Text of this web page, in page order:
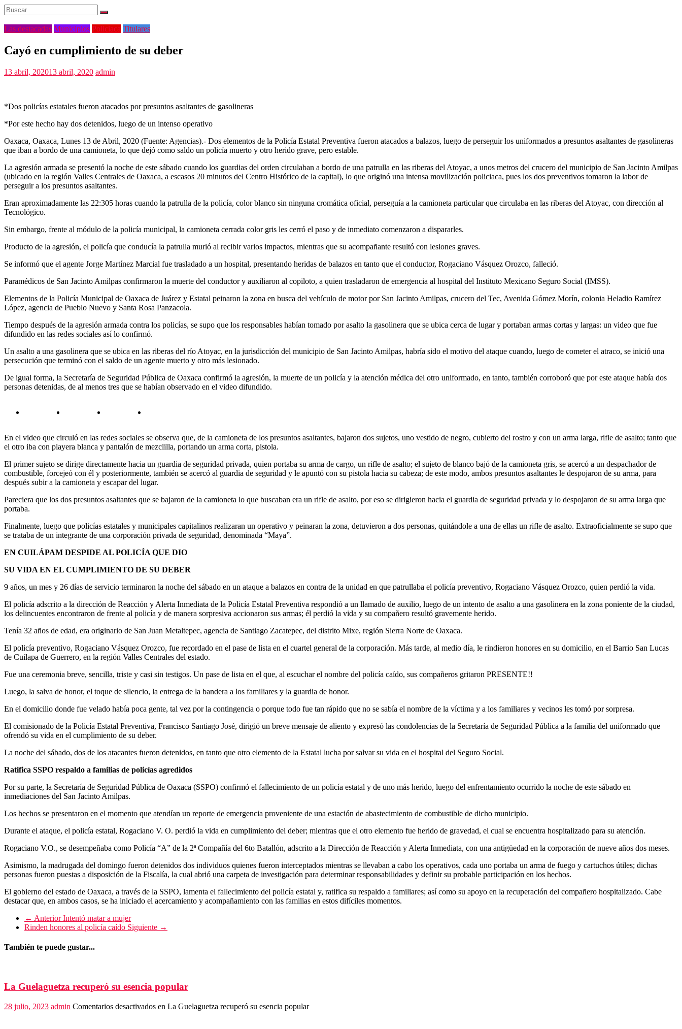
Las destacadas Municipios Policiaca Titulares
Cayó en cumplimiento de su deber
13 abril, 202013 abril, 2020 admin
*Dos policías estatales fueron atacados por presuntos asaltantes de gasolineras
*Por este hecho hay dos detenidos, luego de un intenso operativo
Oaxaca, Oaxaca, Lunes 13 de Abril, 2020 (Fuente: Agencias).- Dos elementos de la Policía Estatal Preventiva fueron atacados a balazos, luego de perseguir los uniformados a presuntos asaltantes de gasolineras
que iban a bordo de una camioneta, lo que dejó como saldo un policía muerto y otro herido grave, pero estable.
La agresión armada se presentó la noche de este sábado cuando los guardias del orden circulaban a bordo de una patrulla en las riberas del Atoyac, a unos metros del crucero del municipio de San Jacinto Amilpas
(ubicado en la región Valles Centrales de Oaxaca, a escasos 20 minutos del Centro Histórico de la capital), lo que originó una intensa movilización policiaca, pues los dos preventivos tomaron la labor de
perseguir a los presuntos asaltantes.
Eran aproximadamente las 22:305 horas cuando la patrulla de la policía, color blanco sin ninguna cromática oficial, perseguía a la camioneta particular que circulaba en las riberas del Atoyac, con dirección al
Tecnológico.
Sin embargo, frente al módulo de la policía municipal, la camioneta cerrada color gris les cerró el paso y de inmediato comenzaron a dispararles.
Producto de la agresión, el policía que conducía la patrulla murió al recibir varios impactos, mientras que su acompañante resultó con lesiones graves.
Se informó que el agente Jorge Martínez Marcial fue trasladado a un hospital, presentando heridas de balazos en tanto que el conductor, Rogaciano Vásquez Orozco, falleció.
Paramédicos de San Jacinto Amilpas confirmaron la muerte del conductor y auxiliaron al copiloto, a quien trasladaron de emergencia al hospital del Instituto Mexicano Seguro Social (IMSS).
Elementos de la Policía Municipal de Oaxaca de Juárez y Estatal peinaron la zona en busca del vehículo de motor por San Jacinto Amilpas, crucero del Tec, Avenida Gómez Morín, colonia Heladio Ramírez
López, agencia de Pueblo Nuevo y Santa Rosa Panzacola.
Tiempo después de la agresión armada contra los policías, se supo que los responsables habían tomado por asalto la gasolinera que se ubica cerca de lugar y portaban armas cortas y largas: un video que fue
difundido en las redes sociales así lo confirmó.
Un asalto a una gasolinera que se ubica en las riberas del río Atoyac, en la jurisdicción del municipio de San Jacinto Amilpas, habría sido el motivo del ataque cuando, luego de cometer el atraco, se inició una
persecución que terminó con el saldo de un agente muerto y otro más lesionado.
De igual forma, la Secretaría de Seguridad Pública de Oaxaca confirmó la agresión, la muerte de un policía y la atención médica del otro uniformado, en tanto, también corroboró que por este ataque había dos
personas detenidas, de al menos tres que se habían observado en el video difundido.
En el video que circuló en las redes sociales se observa que, de la camioneta de los presuntos asaltantes, bajaron dos sujetos, uno vestido de negro, cubierto del rostro y con un arma larga, rifle de asalto; tanto que
el otro iba con playera blanca y pantalón de mezclilla, portando un arma corta, pistola.
El primer sujeto se dirige directamente hacia un guardia de seguridad privada, quien portaba su arma de cargo, un rifle de asalto; el sujeto de blanco bajó de la camioneta gris, se acercó a un despachador de
combustible, forcejeó con él y posteriormente, también se acercó al guardia de seguridad y le apuntó con su pistola hacia su cabeza; de este modo, ambos presuntos asaltantes le despojaron de su arma, para
después subir a la camioneta y escapar del lugar.
Pareciera que los dos presuntos asaltantes que se bajaron de la camioneta lo que buscaban era un rifle de asalto, por eso se dirigieron hacia el guardia de seguridad privada y lo despojaron de su arma larga que
portaba.
Finalmente, luego que policías estatales y municipales capitalinos realizaran un operativo y peinaran la zona, detuvieron a dos personas, quitándole a una de ellas un rifle de asalto. Extraoficialmente se supo que
se trataba de un integrante de una corporación privada de seguridad, denominada “Maya”.
EN CUILÁPAM DESPIDE AL POLICÍA QUE DIO
SU VIDA EN EL CUMPLIMIENTO DE SU DEBER
9 años, un mes y 26 días de servicio terminaron la noche del sábado en un ataque a balazos en contra de la unidad en que patrullaba el policía preventivo, Rogaciano Vásquez Orozco, quien perdió la vida.
El policía adscrito a la dirección de Reacción y Alerta Inmediata de la Policía Estatal Preventiva respondió a un llamado de auxilio, luego de un intento de asalto a una gasolinera en la zona poniente de la ciudad,
los delincuentes encontraron de frente al policía y de manera sorpresiva accionaron sus armas; él perdió la vida y su compañero resultó gravemente herido.
Tenía 32 años de edad, era originario de San Juan Metaltepec, agencia de Santiago Zacatepec, del distrito Mixe, región Sierra Norte de Oaxaca.
El policía preventivo, Rogaciano Vásquez Orozco, fue recordado en el pase de lista en el cuartel general de la corporación. Más tarde, al medio día, le rindieron honores en su domicilio, en el Barrio San Lucas
de Cuilapa de Guerrero, en la región Valles Centrales del estado.
Fue una ceremonia breve, sencilla, triste y casi sin testigos. Un pase de lista en el que, al escuchar el nombre del policía caído, sus compañeros gritaron PRESENTE!!
Luego, la salva de honor, el toque de silencio, la entrega de la bandera a los familiares y la guardia de honor.
En el domicilio donde fue velado había poca gente, tal vez por la contingencia o porque todo fue tan rápido que no se sabía el nombre de la víctima y a los familiares y vecinos les tomó por sorpresa.
El comisionado de la Policía Estatal Preventiva, Francisco Santiago José, dirigió un breve mensaje de aliento y expresó las condolencias de la Secretaría de Seguridad Pública a la familia del uniformado que
ofrendó su vida en el cumplimiento de su deber.
La noche del sábado, dos de los atacantes fueron detenidos, en tanto que otro elemento de la Estatal lucha por salvar su vida en el hospital del Seguro Social.
Ratifica SSPO respaldo a familias de policías agredidos
Por su parte, la Secretaría de Seguridad Pública de Oaxaca (SSPO) confirmó el fallecimiento de un policía estatal y de uno más herido, luego del enfrentamiento ocurrido la noche de este sábado en
inmediaciones del San Jacinto Amilpas.
Los hechos se presentaron en el momento que atendían un reporte de emergencia proveniente de una estación de abastecimiento de combustible de dicho municipio.
Durante el ataque, el policía estatal, Rogaciano V. O. perdió la vida en cumplimiento del deber; mientras que el otro elemento fue herido de gravedad, el cual se encuentra hospitalizado para su atención.
Rogaciano V.O., se desempeñaba como Policía “A” de la 2ª Compañía del 6to Batallón, adscrito a la Dirección de Reacción y Alerta Inmediata, con una antigüedad en la corporación de nueve años dos meses.
Asimismo, la madrugada del domingo fueron detenidos dos individuos quienes fueron interceptados mientras se llevaban a cabo los operativos, cada uno portaba un arma de fuego y cartuchos útiles; dichas
personas fueron puestas a disposición de la Fiscalía, la cual abrió una carpeta de investigación para determinar responsabilidades y definir su probable participación en los hechos.
El gobierno del estado de Oaxaca, a través de la SSPO, lamenta el fallecimiento del policía estatal y, ratifica su respaldo a familiares; así como su apoyo en la recuperación del compañero hospitalizado. Cabe
destacar que, en ambos casos, se ha iniciado el acercamiento y acompañamiento con las familias en estos difíciles momentos.
← AnteriorIntentó matar a mujer
Rinden honores al policía caído Siguiente →
También te puede gustar...
La Guelaguetza recuperó su esencia popular
28 julio, 2023 admin Comentarios desactivados en La Guelaguetza recuperó su esencia popular